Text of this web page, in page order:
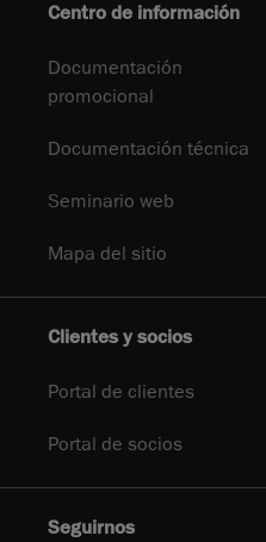
Centro de información
Documentación
promocional
Documentación técnica
Seminario web
Mapa del sitio
Clientes y socios
Portal de clientes
Portal de socios
Seguirnos